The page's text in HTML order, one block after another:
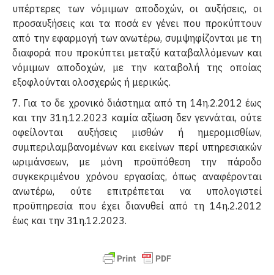
υπέρτερες των νόμιμων αποδοχών, οι αυξήσεις, οι
προσαυξήσεις και τα ποσά εν γένει που προκύπτουν
από την εφαρμογή των ανωτέρω, συμψηφίζονται με τη
διαφορά που προκύπτει μεταξύ καταβαλλόμενων και
νόμιμων αποδοχών, με την καταβολή της οποίας
εξοφλούνται ολοσχερώς ή μερικώς.
7. Για το δε χρονικό διάστημα από τη 14η.2.2012 έως
και την 31η.12.2023 καμία αξίωση δεν γεννάται, ούτε
οφείλονται αυξήσεις μισθών ή ημερομισθίων,
συμπεριλαμβανομένων και εκείνων περί υπηρεσιακών
ωριμάνσεων, με μόνη προϋπόθεση την πάροδο
συγκεκριμένου χρόνου εργασίας, όπως αναφέρονται
ανωτέρω, ούτε επιτρέπεται να υπολογιστεί
προϋπηρεσία που έχει διανυθεί από τη 14η.2.2012
έως και την 31η.12.2023.